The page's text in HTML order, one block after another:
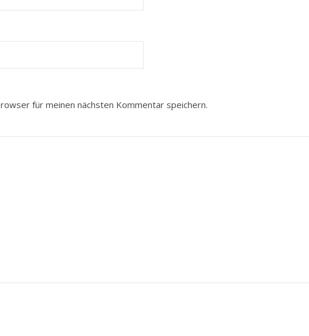
für meinen nächsten Kommentar speichern.